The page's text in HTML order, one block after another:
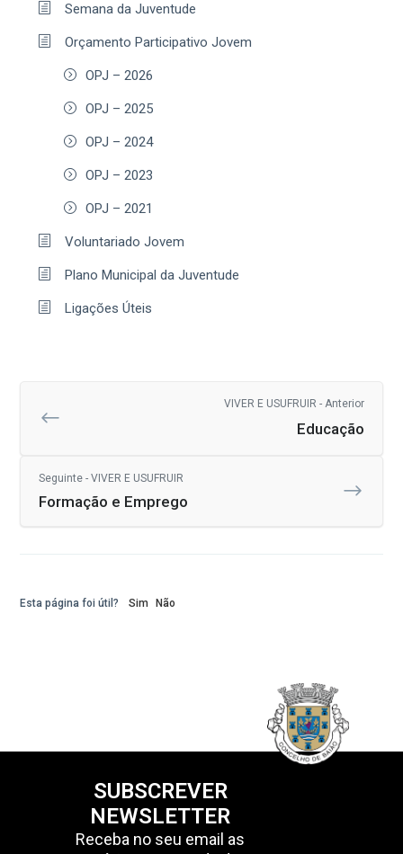
Semana da Juventude
Orçamento Participativo Jovem
OPJ – 2026
OPJ – 2025
OPJ – 2024
OPJ – 2023
OPJ – 2021
Voluntariado Jovem
Plano Municipal da Juventude
Ligações Úteis
VIVER E USUFRUIR - Anterior
Educação
Seguinte - VIVER E USUFRUIR
Formação e Emprego
Esta página foi útil? Sim Não
SUBSCREVER
NEWSLETTER
Receba no seu email as